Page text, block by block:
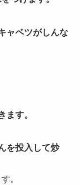
ャベツがしんな
ます。
を投入して炒
。